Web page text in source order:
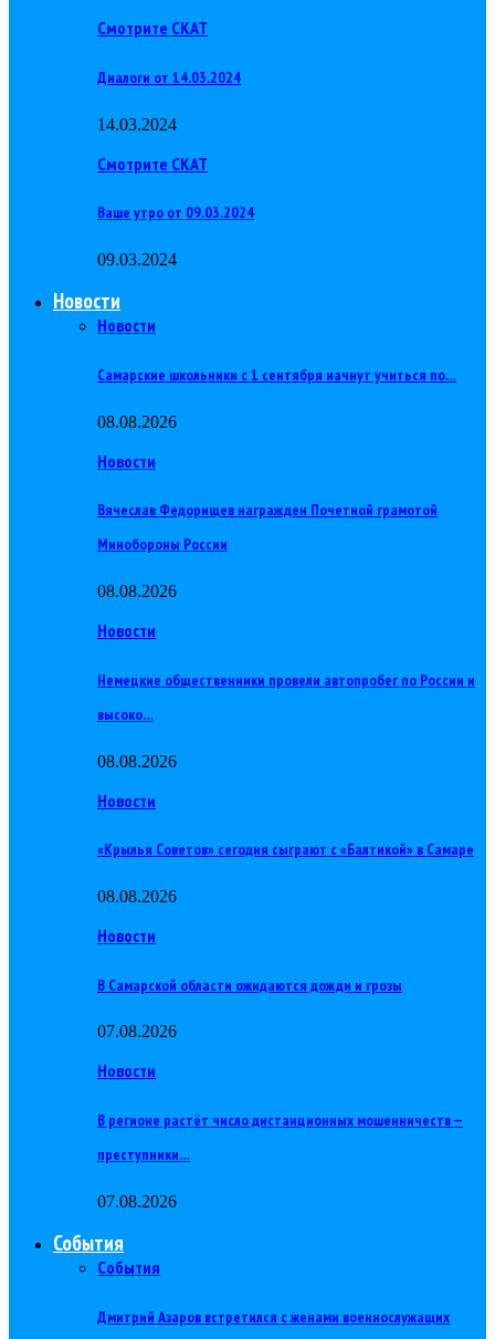
Смотрите СКАТ
Диалоги от 14.03.2024
14.03.2024
Смотрите СКАТ
Ваше утро от 09.03.2024
09.03.2024
Новости
Новости
Самарские школьники с 1 сентября начнут учиться по…
08.08.2026
Новости
Вячеслав Федорищев награжден Почетной грамотой
Минобороны России
08.08.2026
Новости
Немецкие общественники провели автопробег по России и
высоко…
08.08.2026
Новости
«Крылья Советов» сегодня сыграют с «Балтикой» в Самаре
08.08.2026
Новости
В Самарской области ожидаются дожди и грозы
07.08.2026
Новости
В регионе растёт число дистанционных мошенничеств —
преступники…
07.08.2026
События
События
Дмитрий Азаров встретился с женами военнослужащих